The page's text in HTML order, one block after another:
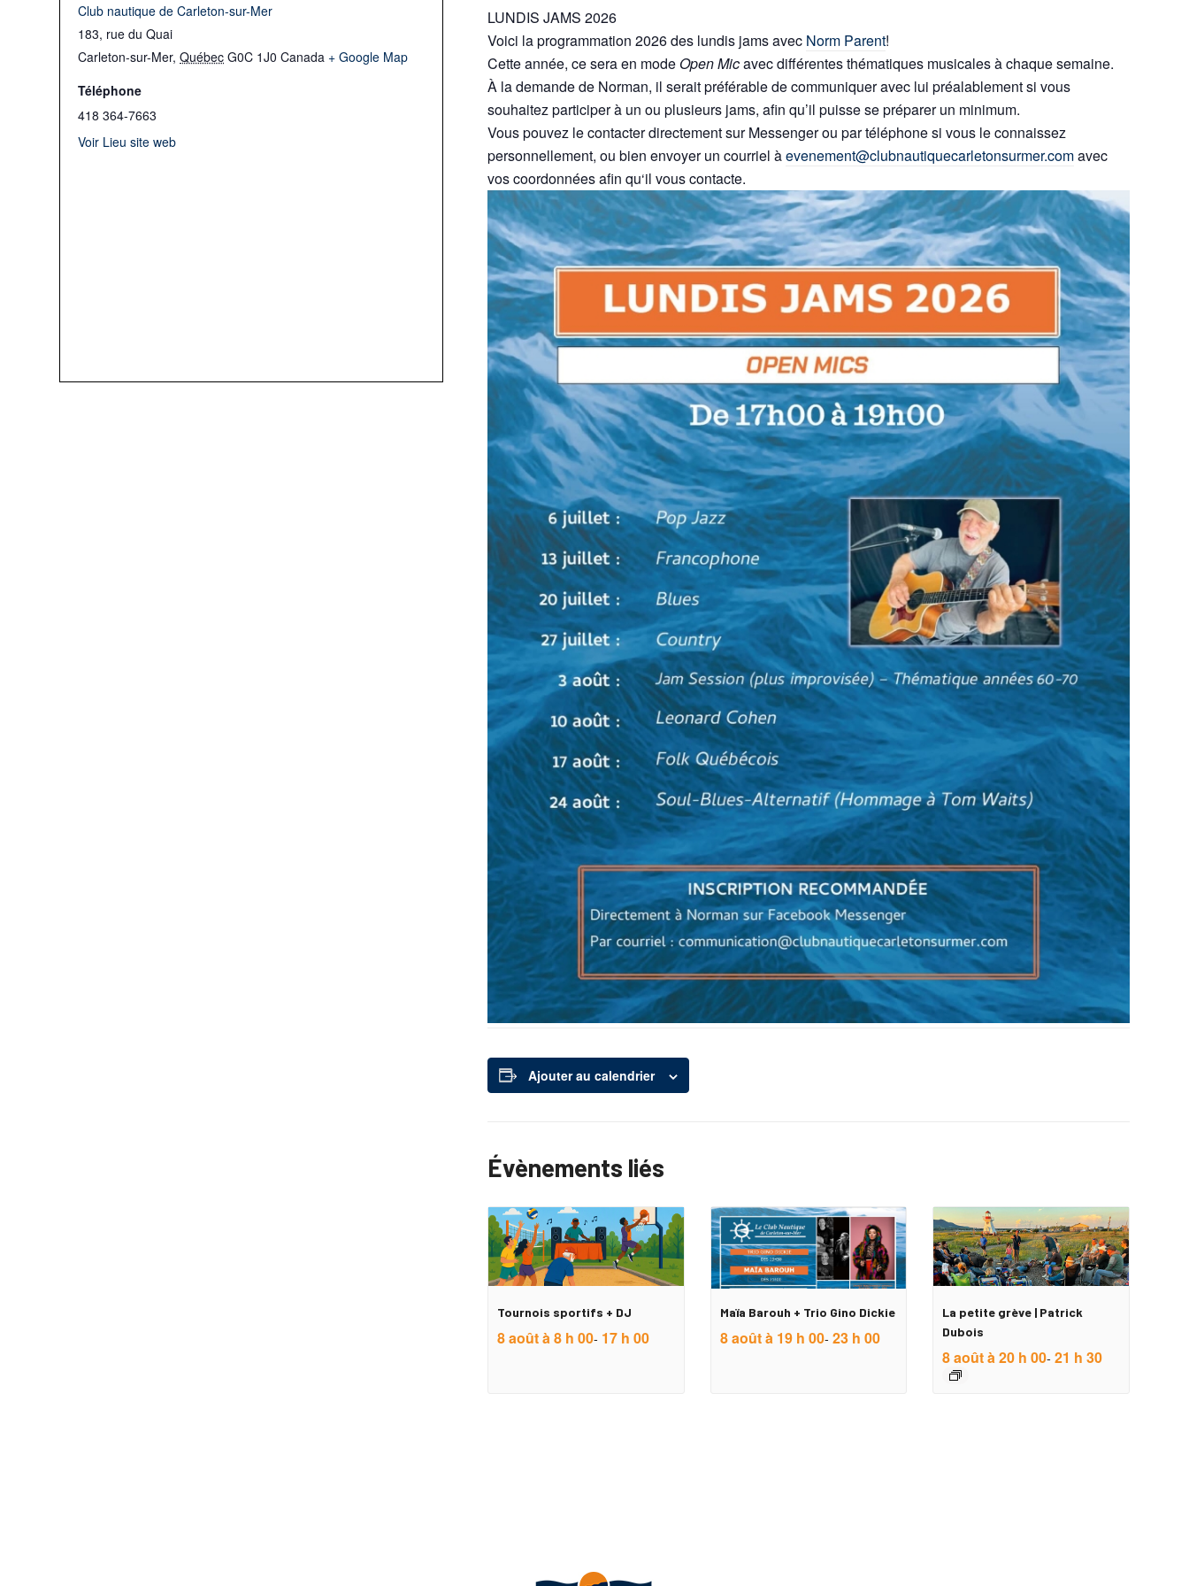
LUNDIS JAMS 2026
Voici la programmation 2026 des lundis jams avec Norm Parent!
Cette année, ce sera en mode Open Micavec différentes thématiques musicales à chaque semaine.
À la demande de Norman, il serait préférable de communiquer avec lui préalablement si vous
souhaitez participer à un ou plusieurs jams, afin qu’il puisse se préparer un minimum.
Vous pouvez le contacter directement sur Messenger ou par téléphone si vous le connaissez
personnellement, ou bien envoyer un courriel àevenement@clubnautiquecarletonsurmer.comavec
vos coordonnées afin qu‘il vous contacte.
Ajouter au calendrier
Évènements liés
Tournois sportifs + DJ
8 août à 8 h 00- 17 h 00
Maïa Barouh + Trio Gino Dickie
8 août à 19 h 00- 23 h 00
La petite grève | Patrick
Dubois
8 août à 20 h 00- 21 h 30
Club nautique de Carleton-sur-Mer
183, rue du Quai
Carleton-sur-Mer, Québec G0C 1J0 Canada + Google Map
Téléphone
418 364-7663
Voir Lieu site web